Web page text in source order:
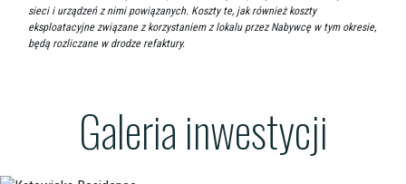
sieci i urządzeń z nimi powiązanych. Koszty te, jak również koszty
eksploatacyjne związane z korzystaniem z lokalu przez Nabywcę w tym okresie,
będą rozliczane w drodze refaktury.
Galeria inwestycji